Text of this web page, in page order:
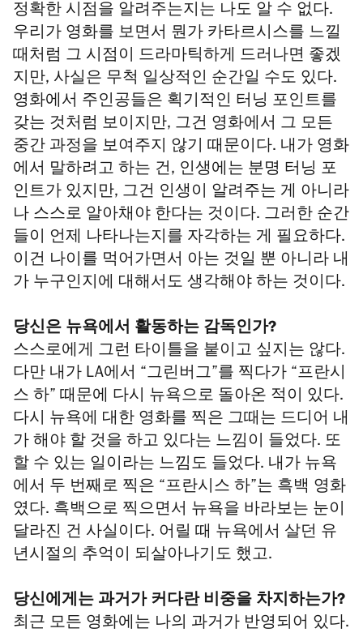
정확한 시점을 알려주는지는 나도 알 수 없다.
우리가 영화를 보면서 뭔가 카타르시스를 느낄
때처럼 그 시점이 드라마틱하게 드러나면 좋겠
지만, 사실은 무척 일상적인 순간일 수도 있다.
영화에서 주인공들은 획기적인 터닝 포인트를
갖는 것처럼 보이지만, 그건 영화에서 그 모든
중간 과정을 보여주지 않기 때문이다. 내가 영화
에서 말하려고 하는 건, 인생에는 분명 터닝 포
인트가 있지만, 그건 인생이 알려주는 게 아니라
나 스스로 알아채야 한다는 것이다. 그러한 순간
들이 언제 나타나는지를 자각하는 게 필요하다.
이건 나이를 먹어가면서 아는 것일 뿐 아니라 내
가 누구인지에 대해서도 생각해야 하는 것이다.
당신은 뉴욕에서 활동하는 감독인가?
스스로에게 그런 타이틀을 붙이고 싶지는 않다.
다만 내가 LA에서 “그린버그”를 찍다가 “프란시
스 하” 때문에 다시 뉴욕으로 돌아온 적이 있다.
다시 뉴욕에 대한 영화를 찍은 그때는 드디어 내
가 해야 할 것을 하고 있다는 느낌이 들었다. 또
할 수 있는 일이라는 느낌도 들었다. 내가 뉴욕
에서 두 번째로 찍은 “프란시스 하”는 흑백 영화
였다. 흑백으로 찍으면서 뉴욕을 바라보는 눈이
달라진 건 사실이다. 어릴 때 뉴욕에서 살던 유
년시절의 추억이 되살아나기도 했고.
당신에게는 과거가 커다란 비중을 차지하는가?
최근 모든 영화에는 나의 과거가 반영되어 있다.